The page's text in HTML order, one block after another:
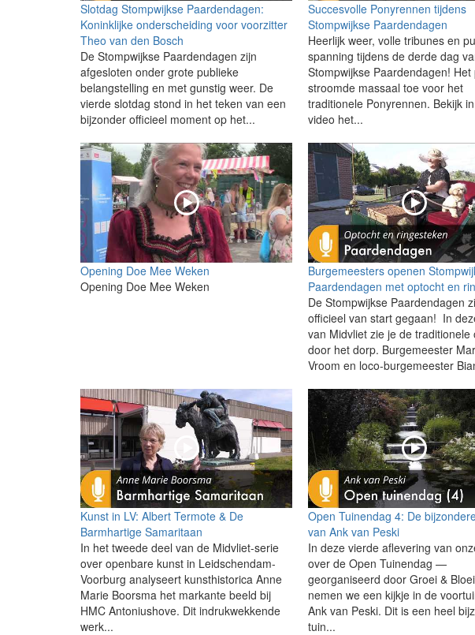
Slotdag Stompwijkse Paardendagen:
Koninklijke onderscheiding voor voorzitter
Theo van den Bosch
De Stompwijkse Paardendagen zijn
afgesloten onder grote publieke
belangstelling en met gunstig weer. De
vierde slotdag stond in het teken van een
bijzonder officieel moment op het...
Succesvolle Ponyrennen tijdens
Stompwijkse Paardendagen
Heerlijk weer, volle tribunes en
spanning tijdens de derde dag
Stompwijkse Paardendagen! Het
stroomde massaal toe voor het
traditionele Ponyrennen. Bekijk
video het...
Opening Doe Mee Weken
Opening Doe Mee Weken
Burgemeesters openen
Paardendagen met optocht en
De Stompwijkse Paardendagen
officieel van start gegaan! In
van Midvliet zie je de traditionele
door het dorp. Burgemeester
Vroom en loco-burgemeester
Kunst in LV: Albert Termote & De
Barmhartige Samaritaan
In het tweede deel van de Midvliet-serie
over openbare kunst in Leidschendam-
Voorburg analyseert kunsthistorica Anne
Marie Boorsma het markante beeld bij
HMC Antoniushove. Dit indrukwekkende
werk...
Open Tuinendag 4: De
van Ank van Peski
In deze vierde aflevering van
over de Open Tuinendag —
georganiseerd door Groei &
nemen we een kijkje in de
Ank van Peski. Dit is een heel
tuin...